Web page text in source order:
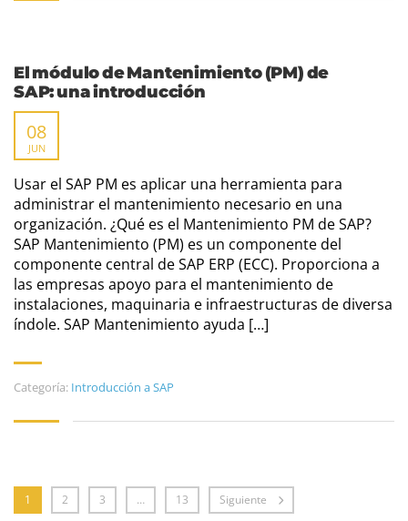
El módulo de Mantenimiento (PM) de
SAP: una introducción
08
JUN
Usar el SAP PM es aplicar una herramienta para
administrar el mantenimiento necesario en una
organización. ¿Qué es el Mantenimiento PM de SAP?
SAP Mantenimiento (PM) es un componente del
componente central de SAP ERP (ECC). Proporciona a
las empresas apoyo para el mantenimiento de
instalaciones, maquinaria e infraestructuras de diversa
índole. SAP Mantenimiento ayuda […]
Categoría: Introducción a SAP
1 2 3 … 13 Siguiente